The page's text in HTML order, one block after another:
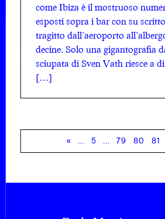
come Ibiza è il mostruoso
esposti sopra i bar con su
tragitto dall’aeroporto
decine. Solo una gigantografia
sciupata di Sven Vath riesce a
[…]
« ... 5 ... 79 80 81